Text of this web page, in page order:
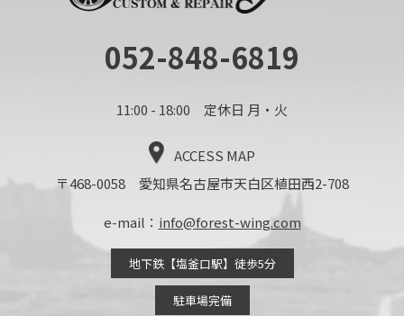
052-848-6819
11:00 - 18:00 定休日 月・火
ACCESS MAP
〒468-0058 愛知県名古屋市天白区植田西2-708
e-mail： info@forest-wing.com
地下鉄【塩釜口駅】徒歩5分
駐車場完備